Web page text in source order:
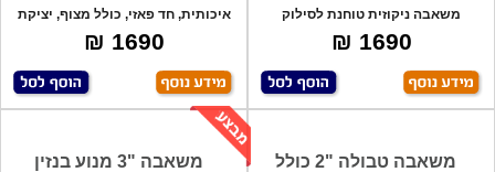
משאבה ניקוזית טוחנת לסילוק
שפכים. למשרדי
1690 ₪
איכותית, חד פאזי, כולל מצוף, יציקת
ברזל
1690 ₪
משאבה טבולה "2 כולל
משאבה "3 מנוע בנזין